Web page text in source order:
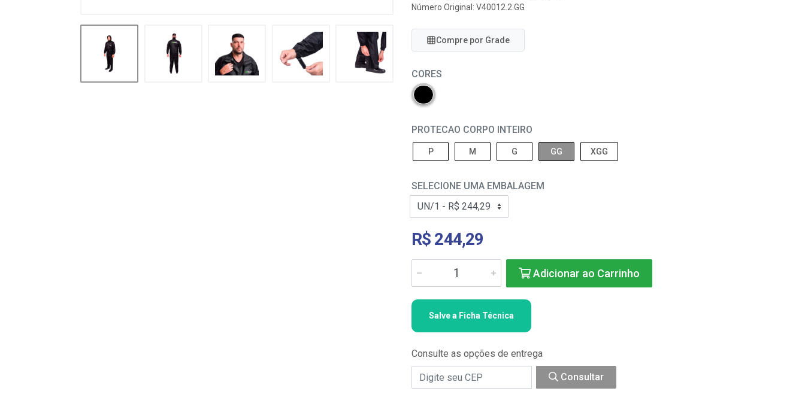
Número Original: V40012.2.GG
Compre por Grade
CORES
PROTECAO CORPO INTEIRO
P M G GG XGG
SELECIONE UMA EMBALAGEM
R$ 244,29
Adicionar ao Carrinho
Salve a Ficha Técnica
Consulte as opções de entrega
Consultar